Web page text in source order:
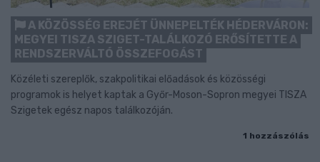
A KÖZÖSSÉG EREJÉT ÜNNEPELTÉK HÉDERVÁRON:
MEGYEI TISZA SZIGET-TALÁLKOZÓ ERŐSÍTETTE A
RENDSZERVÁLTÓ ÖSSZEFOGÁST
Közéleti szereplők, szakpolitikai előadások és közösségi
programok is helyet kaptak a Győr-Moson-Sopron megyei TISZA
Szigetek egész napos találkozóján.
1 hozzászólás